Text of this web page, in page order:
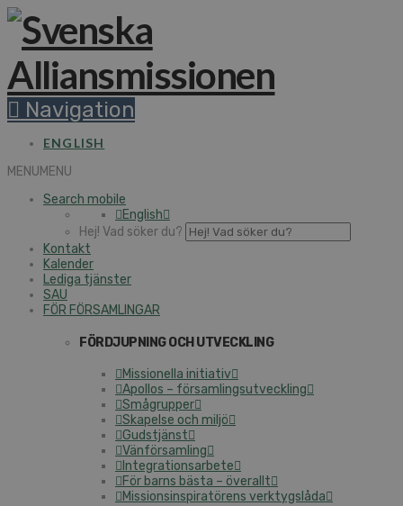
Navigation
ENGLISH
MENUMENU
Search mobile
English
Hej! Vad söker du?
Kontakt
Kalender
Lediga tjänster
SAU
FÖR FÖRSAMLINGAR
FÖRDJUPNING OCH UTVECKLING
Missionella initiativ
Apollos – församlingsutveckling
Smågrupper
Skapelse och miljö
Gudstjänst
Vänförsamling
Integrationsarbete
För barns bästa – överallt
Missionsinspiratörens verktygslåda